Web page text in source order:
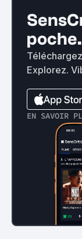
poche.
Explorez.
EN SAVOIR